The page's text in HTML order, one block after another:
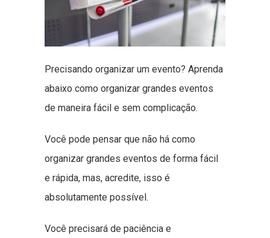
Precisando organizar um evento? Aprenda
abaixo como organizar grandes eventos
de maneira fácil e sem complicação.
Você pode pensar que não há como
organizar grandes eventos de forma fácil
e rápida, mas, acredite, isso é
absolutamente possível.
Você precisará de paciência e